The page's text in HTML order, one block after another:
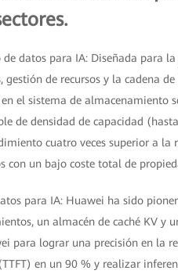
de datos para IA: Diseñada para
gestión de recursos y la cadena
en el sistema de
de densidad de capacidad
cuatro veces superior a la
con un bajo coste total de
para IA: Huawei ha sido
un almacén de caché KV
para lograr una precisión en la
en un 90 % y realizar